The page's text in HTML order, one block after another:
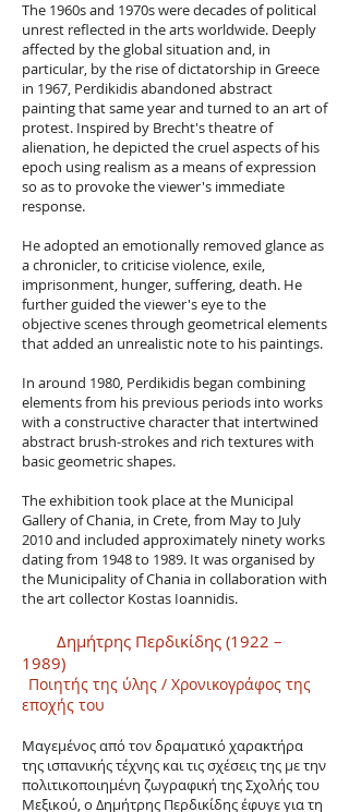
The 1960s and 1970s were decades of political
unrest reflected in the arts worldwide. Deeply
affected by the global situation and, in
particular, by the rise of dictatorship in Greece
in 1967, Perdikidis abandoned abstract
painting that same year and turned to an art of
protest. Inspired by Brecht's theatre of
alienation, he depicted the cruel aspects of his
epoch using realism as a means of expression
so as to provoke the viewer's immediate
response.
He adopted an emotionally removed glance as
a chronicler, to criticise violence, exile,
imprisonment, hunger, suffering, death. He
further guided the viewer's eye to the
objective scenes through geometrical elements
that added an unrealistic note to his paintings.
In around 1980, Perdikidis began combining
elements from his previous periods into works
with a constructive character that intertwined
abstract brush-strokes and rich textures with
basic geometric shapes.
The exhibition took place at the Municipal
Gallery of Chania, in Crete, from May to July
2010 and included approximately ninety works
dating from 1948 to 1989. It was organised by
the Municipality of Chania in collaboration with
the art collector Kostas Ioannidis.
Δημήτρης Περδικίδης (1922 –
1989)
Ποιητής της ύλης / Χρονικογράφος της
εποχής του
Μαγεμένος από τον δραματικό χαρακτήρα
της ισπανικής τέχνης και τις σχέσεις της με την
πολιτικοποιημένη ζωγραφική της Σχολής του
Μεξικού, ο Δημήτρης Περδικίδης έφυγε για τη